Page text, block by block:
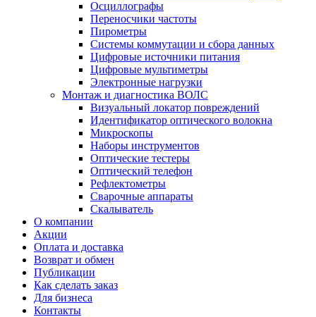
Осциллографы
Переносчики частоты
Пирометры
Системы коммутации и сбора данных
Цифровые источники питания
Цифровые мультиметры
Электронные нагрузки
Монтаж и диагностика ВОЛС
Визуальный локатор повреждений
Идентификатор оптического волокна
Микроскопы
Наборы инструментов
Оптические тестеры
Оптический телефон
Рефлектометры
Сварочные аппараты
Скалыватель
О компании
Акции
Оплата и доставка
Возврат и обмен
Публикации
Как сделать заказ
Для бизнеса
Контакты